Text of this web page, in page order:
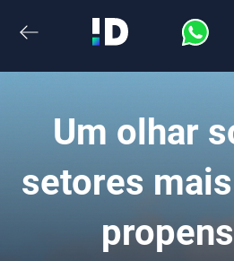
para
conteúdo
Um olhar
setores